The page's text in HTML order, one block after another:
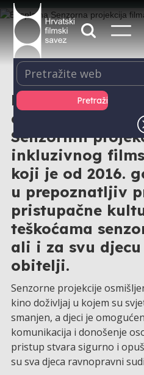
Hrvatski filmski
obilježavanje
Senzornih
inkluzivnog
koji je od 2016.
u prepoznatljiv
pristupačne
teškoćama
ali i za svu
obitelji.
Senzorne projekcije
kino doživljaj u kojem su
smanjen, a djeci je
komunikacija i donošenje
pristup stvara sigurno i
su sva djeca ravnopravni